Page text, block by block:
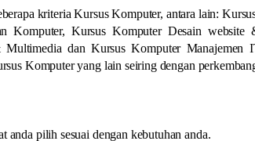
kriteria Kursus Komputer, antara lain:
Komputer, Kursus Komputer Desain website
dan Kursus Komputer Manajemen
Komputer yang lain seiring dengan
pilih sesuai dengan kebutuhan anda.